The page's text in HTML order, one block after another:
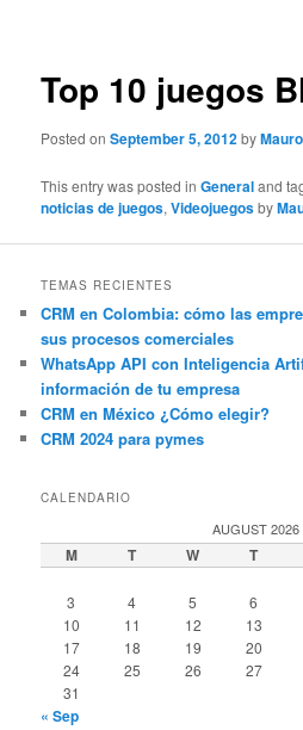
Top 10 juegos
Posted onSeptember 5, 2012byMauro
This entry was posted inGeneraland
noticias de juegos,Videojuegosby
TEMAS RECIENTES
CRM en Colombia: cómo las
sus procesos comerciales
WhatsApp API con Inteligencia
información de tu empresa
CRM en México ¿Cómo elegir?
CRM 2024 para pymes
CALENDARIO
AUGUST 2026
M T W T
3
4 5 6
10
11 12 13
17
18 19 20
24
25 26 27
31
« Sep